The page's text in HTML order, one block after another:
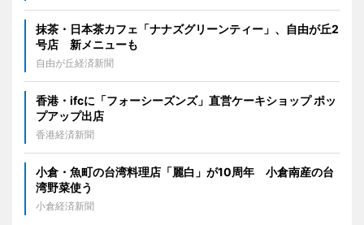
抹茶・日本茶カフェ「ナナズグリーンティー」、自由が丘2
号店 新メニューも
自由が丘経済新聞
香港・ifcに「フォーシーズンズ」直営ケーキショップ ポッ
プアップ出店
香港経済新聞
小倉・魚町の台湾料理店「麗白」が10周年 小倉南産の台
湾野菜使う
小倉経済新聞